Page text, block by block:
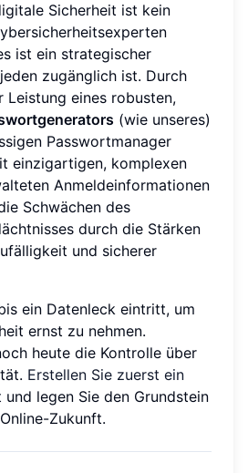
Sicherheit ist kein
ist ein strategischer
zugänglich ist. Durch
Leistung eines robusten,
(wie unseres)
Passwortmanager
einzigartigen, komplexen
Anmeldeinformationen
Schwächen des
durch die Stärken
und sicherer
ein Datenleck eintritt, um
ernst zu nehmen.
heute die Kontrolle über
Erstellen Sie zuerst ein
und legen Sie den Grundstein
Zukunft.